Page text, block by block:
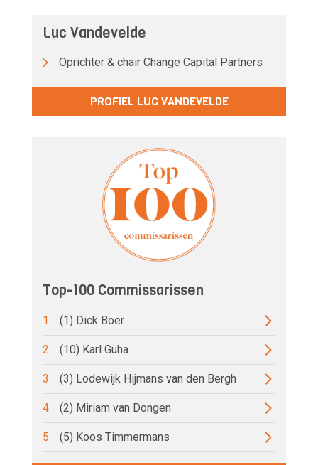
Luc Vandevelde
Oprichter & chair Change Capital Partners
PROFIEL LUC VANDEVELDE
Top-100 Commissarissen
1. (1) Dick Boer
2. (10) Karl Guha
3. (3) Lodewijk Hijmans van den Bergh
4. (2) Miriam van Dongen
5. (5) Koos Timmermans